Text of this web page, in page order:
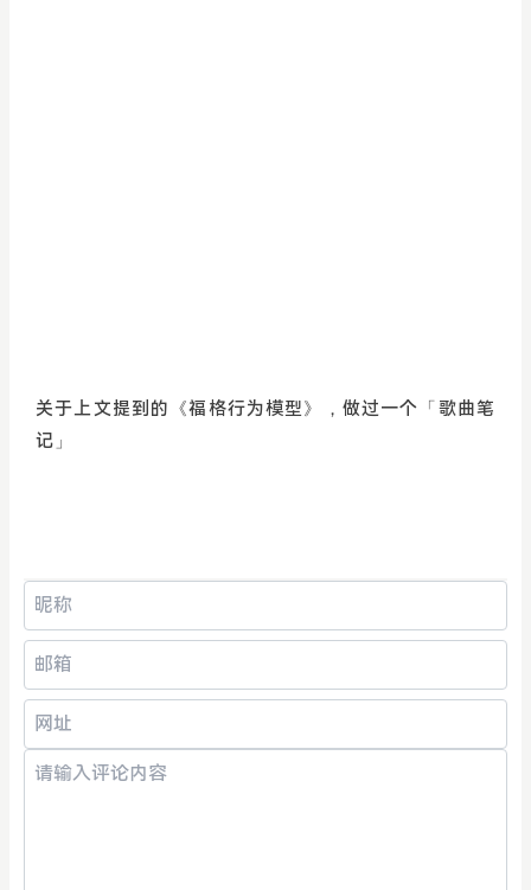
关于上文提到的《福格行为模型》，做过一个「歌曲笔
记」